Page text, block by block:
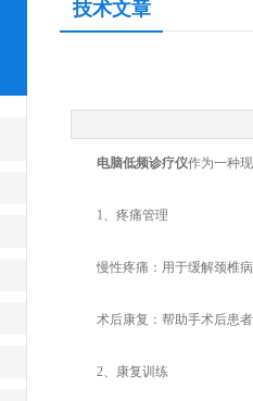
技术文章
电脑低频诊疗仪作为一种
1、疼痛管理
慢性疼痛：用于缓解颈椎病
术后康复：帮助手术后患者
2、康复训练